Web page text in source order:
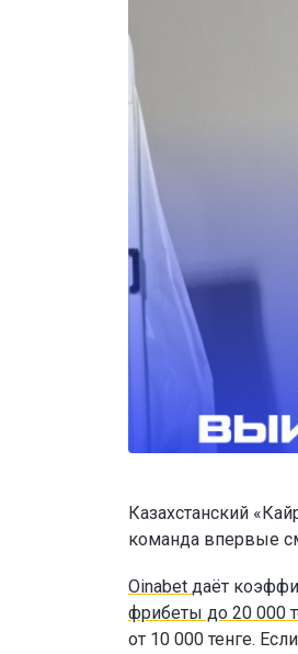
Казахстанский
команда впервые
Oinabet даёт
фрибеты до 20 000
от 10 000 тенге.